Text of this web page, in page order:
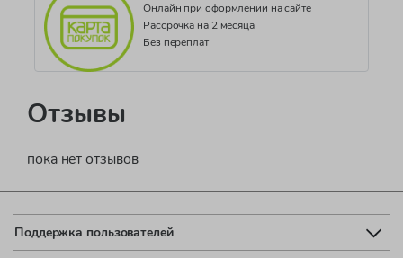
Онлайн при оформлении на сайте
Рассрочка на 2 месяца
Без переплат
Отзывы
пока нет отзывов
Поддержка пользователей